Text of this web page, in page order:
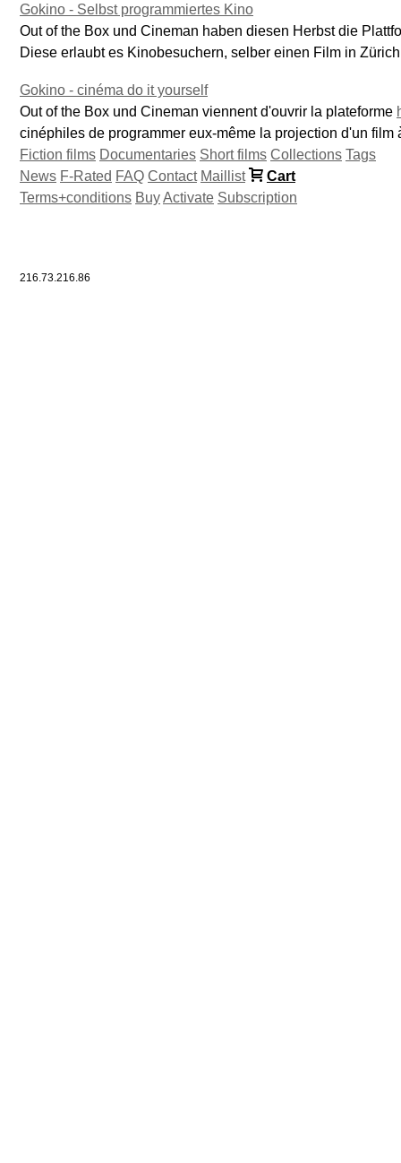
Gokino - Selbst programmiertes Kino
Out of the Box und Cineman haben diesen Herbst die
Diese erlaubt es Kinobesuchern, selber einen Film in
Gokino - cinéma do it yourself
Out of the Box und Cineman viennent d'ouvrir la plateforme
cinéphiles de programmer eux-même la projection d'un film
Fiction films Documentaries Short films Collections Tags
News F-Rated FAQ Contact Maillist
Cart
Terms+conditions BuyActivate Subscription
216.73.216.86